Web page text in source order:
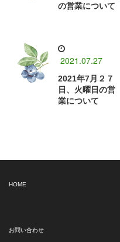
の営業について
2021.07.27
2021年7月２７
日、火曜日の営
業について
HOME
お問い合わせ